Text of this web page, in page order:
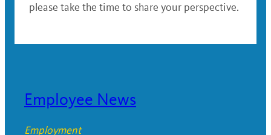
please take the time to share your perspective.
Employee News
Employment